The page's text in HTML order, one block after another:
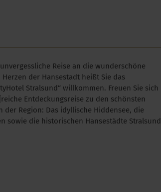
Reise an die wunderschöne
der Hansestadt heißt Sie das
Stralsund“ willkommen. Freuen Sie sich
Entdeckungsreise zu den schönsten
der Region: Das idyllische Hiddensee, die
sowie die historischen Hansestädte Stralsund